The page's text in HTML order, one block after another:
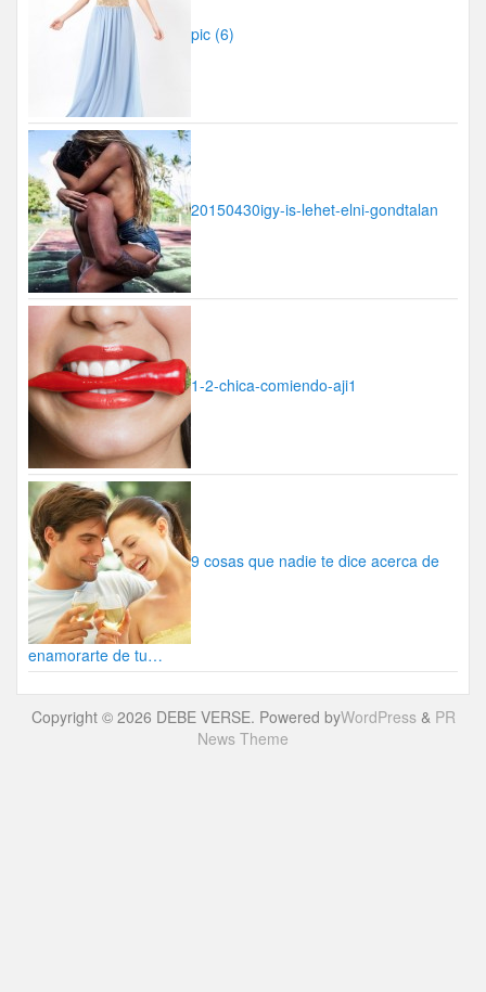
pic (6)
20150430igy-is-lehet-elni-gondtalan
1-2-chica-comiendo-aji1
9 cosas que nadie te dice acerca de
enamorarte de tu…
Copyright © 2026 DEBE VERSE. Powered byWordPress& PR
News Theme